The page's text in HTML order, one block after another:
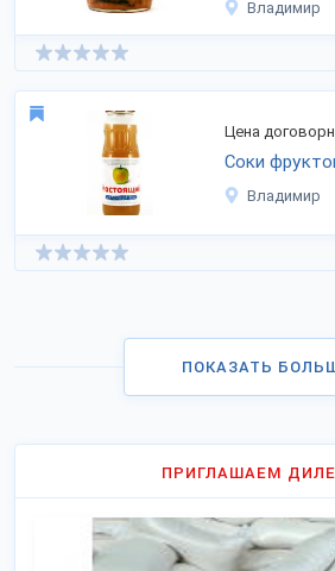
Владимир
Цена
Соки
Владимир
ПОКАЗАТЬ
ПРИГЛАШАЕМ